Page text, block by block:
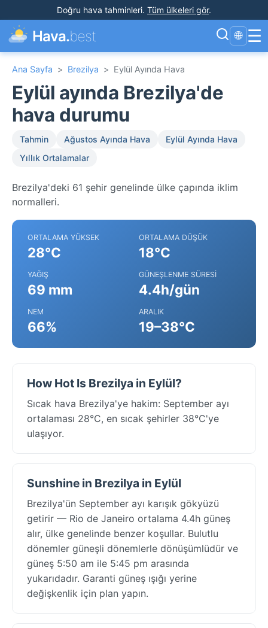
Doğru hava tahminleri. Tüm ülkeleri gör.
Hava.best 🌐 ☰
Ana Sayfa > Brezilya > Eylül Ayında Hava
Eylül ayında Brezilya'de
hava durumu
Tahmin Ağustos Ayında Hava
Eylül Ayında Hava
Yıllık Ortalamalar
Brezilya'deki 61 şehir genelinde ülke çapında iklim
normalleri.
ORTALAMA YÜKSEK
28°C
ORTALAMA DÜŞÜK
18°C
YAĞIŞ
69 mm
GÜNEŞLENME SÜRESI
4.4h/gün
NEM
66%
ARALIK
19–38°C
How Hot Is Brezilya in Eylül?
Sıcak hava Brezilya'ye hakim: September ayı
ortalaması 28°C, en sıcak şehirler 38°C'ye
ulaşıyor.
Sunshine in Brezilya in Eylül
Brezilya'ün September ayı karışık gökyüzü
getirir — Rio de Janeiro ortalama 4.4h güneş
alır, ülke genelinde benzer koşullar. Bulutlu
dönemler güneşli dönemlerle dönüşümlüdür ve
güneş 5:50 am ile 5:45 pm arasında
yukarıdadır. Garanti güneş ışığı yerine
değişkenlik için plan yapın.